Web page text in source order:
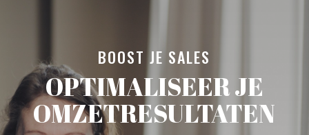
BOOST JE SALES
OPTIMALISEER JE
OMZETRESULTATEN